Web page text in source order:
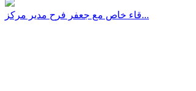
قاء خاص مع جعفر فرح مدير مركز...